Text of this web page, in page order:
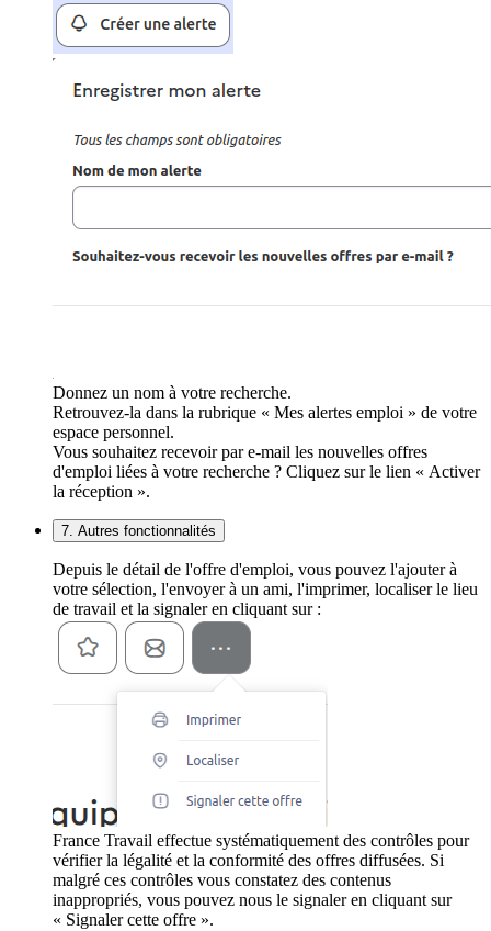
Donnez un nom à votre recherche.
Retrouvez-la dans la rubrique « Mes alertes emploi » de votre
espace personnel.
Vous souhaitez recevoir par e-mail les nouvelles offres
d'emploi liées à votre recherche ? Cliquez sur le lien « Activer
la réception ».
7. Autres fonctionnalités
Depuis le détail de l'offre d'emploi, vous pouvez l'ajouter à
votre sélection, l'envoyer à un ami, l'imprimer, localiser le lieu
de travail et la signaler en cliquant sur :
France Travail effectue systématiquement des contrôles pour
vérifier la légalité et la conformité des offres diffusées. Si
malgré ces contrôles vous constatez des contenus
inappropriés, vous pouvez nous le signaler en cliquant sur
« Signaler cette offre ».